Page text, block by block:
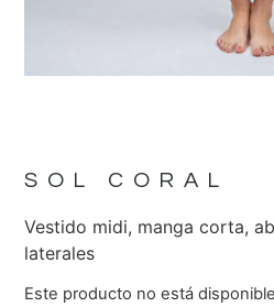
SOL CORAL
Vestido midi, manga corta,
laterales
Este producto no está